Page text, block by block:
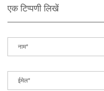
एक टिप्पणी लिखें